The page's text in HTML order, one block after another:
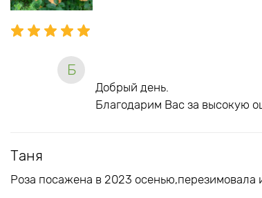
Б
Добрый день.
Благодарим Вас за высокую
Таня
Роза посажена в 2023 осенью,перезимовала